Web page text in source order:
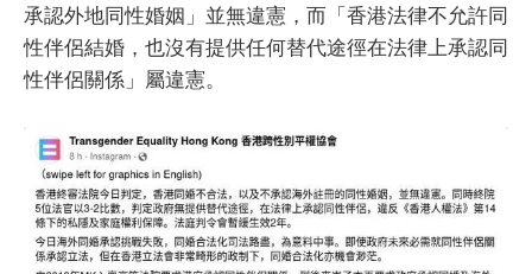
承認外地同性婚姻」並無違憲，而「香港法律不允許同
性伴侶結婚，也沒有提供任何替代途徑在法律上承認同
性伴侶關係」屬違憲。